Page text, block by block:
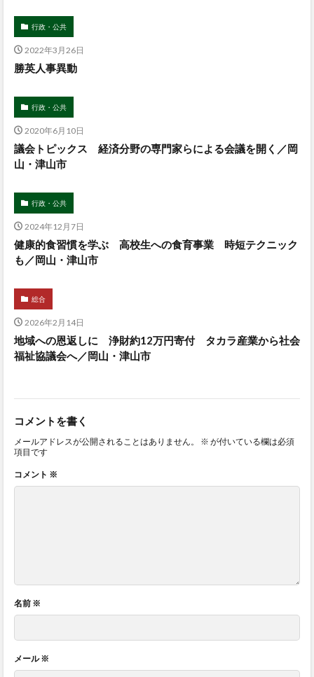
行政・公共
2022年3月26日
勝英人事異動
行政・公共
2020年6月10日
議会トピックス 経済分野の専門家らによる会議を開く／岡
山・津山市
行政・公共
2024年12月7日
健康的食習慣を学ぶ 高校生への食育事業 時短テクニック
も／岡山・津山市
総合
2026年2月14日
地域への恩返しに 浄財約12万円寄付 タカラ産業から社会
福祉協議会へ／岡山・津山市
コメントを書く
メールアドレスが公開されることはありません。 ※ が付いている欄は必須
項目です
コメント ※
名前 ※
メール※